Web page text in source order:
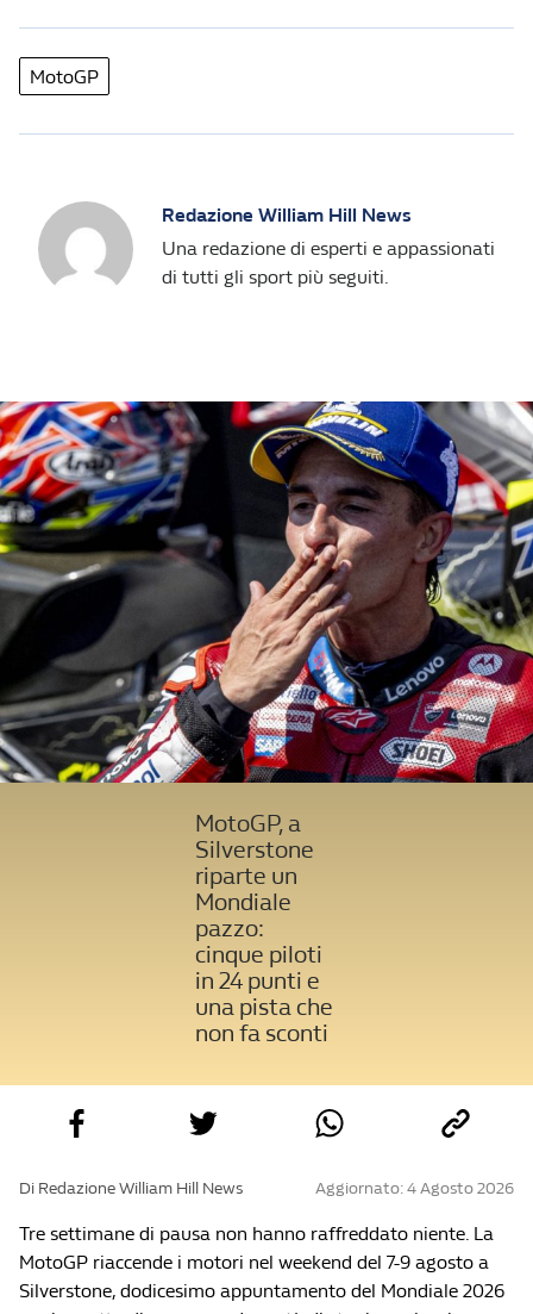
MotoGP
Redazione William Hill News
Una redazione di esperti e appassionati
di tutti gli sport più seguiti.
MotoGP, a
Silverstone
riparte un
Mondiale
pazzo:
cinque piloti
in 24 punti e
una pista che
non fa sconti
Di Redazione William Hill News Aggiornato: 4 Agosto 2026
Tre settimane di pausa non hanno raffreddato niente. La
MotoGP riaccende i motori nel weekend del 7-9 agosto a
Silverstone, dodicesimo appuntamento del Mondiale 2026